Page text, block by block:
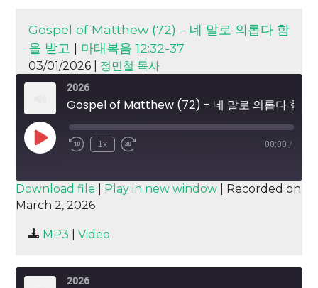
Gospel of Matthew (72) – 네 말로 의롭다 함
을 받고 | 마태복음 12:32-37
03/01/2026 | 정민철 목사
2026
Play
Episode
1x 00:00 /
SUBSCRIBE SHARE
SHARE
LINK
EMBED
Download file Play in new window
Recorded on
March 2, 2026
MP3 Video
2026